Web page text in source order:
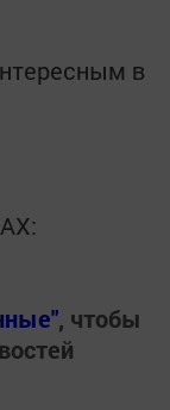
в
, чтобы